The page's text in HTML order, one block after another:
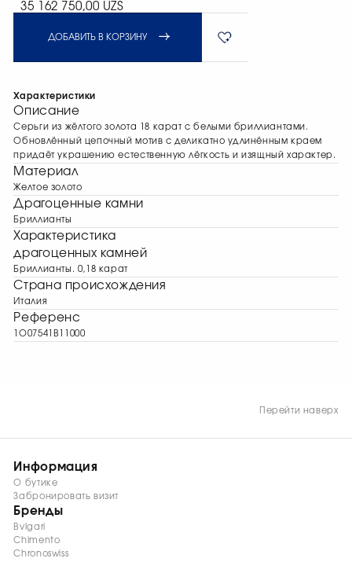
35 162 750,00 UZS
ДОБАВИТЬ В КОРЗИНУ
Характеристики
Описание
Серьги из жёлтого золота 18 карат с белыми бриллиантами.
Обновлённый цепочный мотив с деликатно удлинённым краем
придаёт украшению естественную лёгкость и изящный характер.
Материал
Желтое золото
Драгоценные камни
Бриллианты
Характеристика
драгоценных камней
Бриллианты. 0,18 карат
Страна происхождения
Италия
Референс
1O07541B11000
Перейти наверх
Информация
О бутике
Забронировать визит
Бренды
Bvlgari
Chimento
Chronoswiss